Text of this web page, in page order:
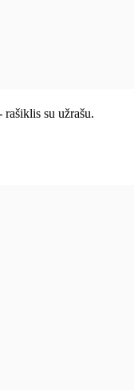
su užrašu.